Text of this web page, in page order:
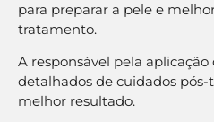
para preparar a pele e
tratamento.
A responsável pela aplicação
detalhados de cuidados
melhor resultado.